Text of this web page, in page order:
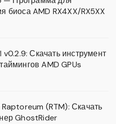
биоса AMD RX4XX/RX5XX
Скачать инструмент
AMD GPUs
Raptoreum (RTM): Скачать
GhostRider